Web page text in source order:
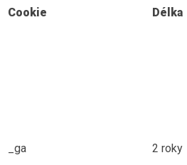
Cookie
Délka
_ga 2 roky